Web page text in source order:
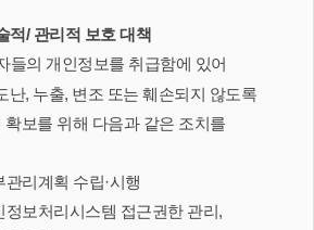
적/ 관리적 보호 대책
들의 개인정보를 취급함에 있어
난, 누출, 변조 또는 훼손되지 않도록
보를 위해 다음과 같은 조치를
리계획 수립·시행
정보처리시스템 접근권한 관리,